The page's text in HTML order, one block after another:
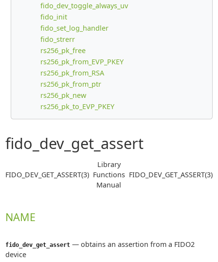
fido_dev_toggle_always_uv
fido_init
fido_set_log_handler
fido_strerr
rs256_pk_free
rs256_pk_from_EVP_PKEY
rs256_pk_from_RSA
rs256_pk_from_ptr
rs256_pk_new
rs256_pk_to_EVP_PKEY
fido_dev_get_assert
FIDO_DEV_GET_ASSERT(3)
Library
Functions
Manual
FIDO_DEV_GET_ASSERT(3)
NAME
fido_dev_get_assert— obtains an assertion from a FIDO2
device